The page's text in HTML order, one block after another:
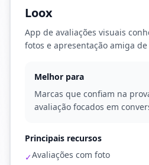
Loox
App de avaliações visuais
fotos e apresentação amiga de
Melhor para
Marcas que confiam na
avaliação focados em
Principais recursos
✓Avaliações com foto